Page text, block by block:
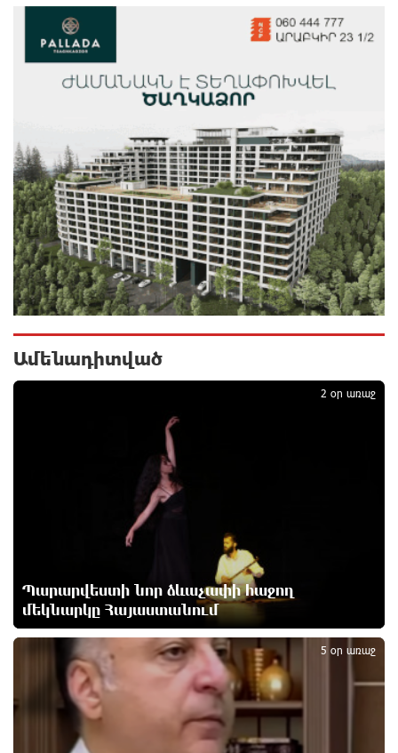
Ռեբուսը լուծելու համար, ասեք թե ինչպե՞ս ՀՀ
29.800 քկմ տարածքը կրճատվեց. Վարդևանյանը՝
Հովհաննիսյանին
Ֆասթ Բանկը Սևան Ստարտափ Սամմիթին
ներկայացրել է իր պրոդուկտներն ու քարտային
առաջարկները
մեկ ժամ առաջ
Ընդդիմությունը պետք է իր շուրջը համախմբի
արտախորհրդարանական բոլոր ուժերին. Արեգ
Սավգուլյան
նկատմամբ հարուցված այս խայտառակ քրեական
ուղիղ միջամտություն է Եկեղեցու ներքին գործերին և
ինքնավարությանը. Ղահրամանյան
9-րդ գումարման Ազգային ժողովում այս պահին
ընթանում է Արամ Վարդևանյանի՝ ԱԺ նախագահի
տեղակալի ընտրությունը
Առանց հանքարդյունաբերության
տեխնոլոգիական առաջընթացն անհնար է․
Վարդան Ջհանյան
Ավետիք Չալաբյանին կալանավորել են
անօրինական հիմքերով. Անահիտ Ադամյան
Ամենադիտված
Պարարվեստի նոր ձևաչափի հաջող
մեկնարկը Հայաստանում
2 օր առաջ
1
5 օր առաջ
2